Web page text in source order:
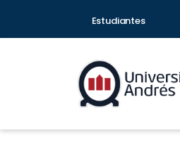
Estudiantes